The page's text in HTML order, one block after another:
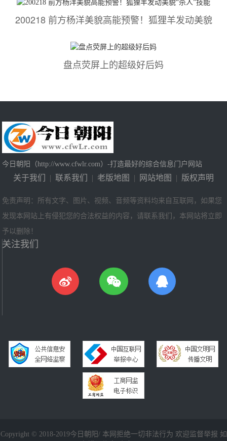
200218 前方杨洋美貌高能预警！狐狸羊发动美貌
盘点荧屏上的超级好后妈
今日朝阳（http://www.cfwlr.com）-打造最好的综合信息门户网站
关于我们 | 联系我们 | 老版地图 | 网站地图 | 版权声明
免责声明：所有文字、图片、视频、音频等资料均来自互联网，如果您
发现本网站上有侵犯您的合法权益的内容，请联系我们，本网站将立即
予以删除！
关注我们
Copyright © 2018-2019今日朝阳/ 本网拒绝一切非法行为 欢迎监督举报 如